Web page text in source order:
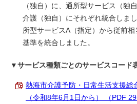
（独自）に、通所型サービス（独
介護（独自）にそれぞれ統合しま
所型サービスA（指定）から従前
基準を統合しました。
▼サービス種類ごとのサービスコード
熱海市介護予防・日常生活支援総
（令和8年6月1日から） （PDF